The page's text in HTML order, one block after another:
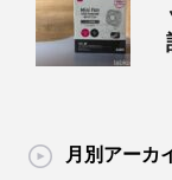
月別アーカ